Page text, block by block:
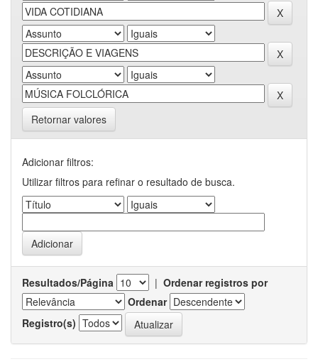
Retornar valores
Adicionar filtros:
Utilizar filtros para refinar o resultado de busca.
Resultados/Página | Ordenar registros por
Ordenar
Registro(s)